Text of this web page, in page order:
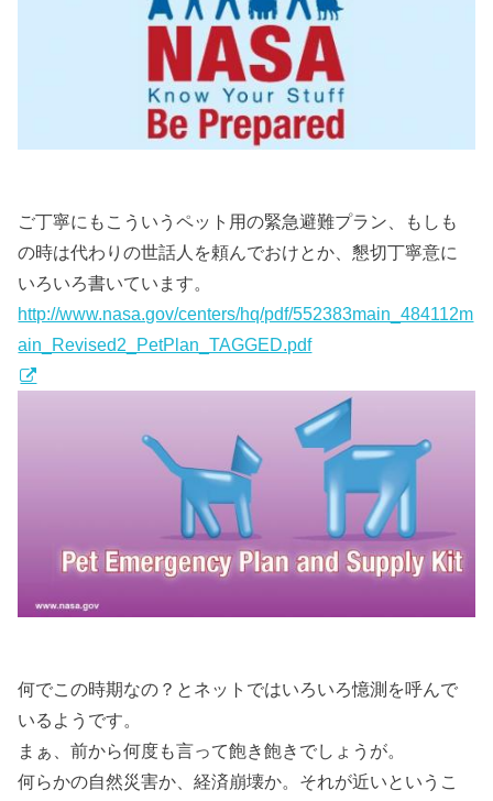
ご丁寧にもこういうペット用の緊急避難プラン、もしも
の時は代わりの世話人を頼んでおけとか、懇切丁寧意に
いろいろ書いています。
http://www.nasa.gov/centers/hq/pdf/552383main_484112m
ain_Revised2_PetPlan_TAGGED.pdf
何でこの時期なの？とネットではいろいろ憶測を呼んで
いるようです。
まぁ、前から何度も言って飽き飽きでしょうが。
何らかの自然災害か、経済崩壊か。それが近いというこ